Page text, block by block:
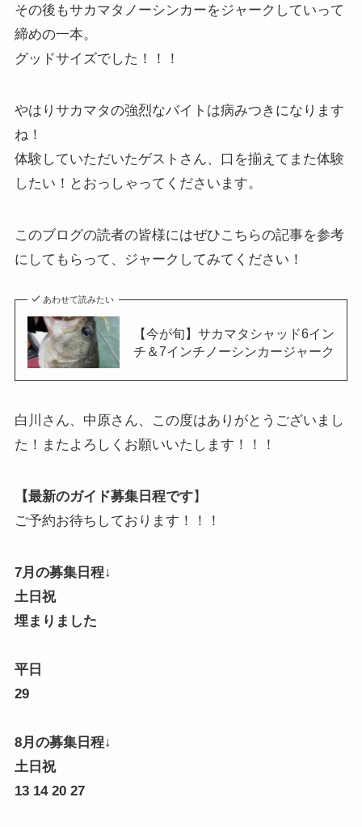
その後もサカマタノーシンカーをジャークしていって
締めの一本。
グッドサイズでした！！！
やはりサカマタの強烈なバイトは病みつきになります
ね！
体験していただいたゲストさん、口を揃えてまた体験
したい！とおっしゃってくださいます。
このブログの読者の皆様にはぜひこちらの記事を参考
にしてもらって、ジャークしてみてください！
あわせて読みたい
【今が旬】サカマタシャッド6イン
チ＆7インチノーシンカージャーク
白川さん、中原さん、この度はありがとうございまし
た！またよろしくお願いいたします！！！
【最新のガイド募集日程です】
ご予約お待ちしております！！！
7月の募集日程↓
土日祝
埋まりました
平日
29
8月の募集日程↓
土日祝
13 14 20 27